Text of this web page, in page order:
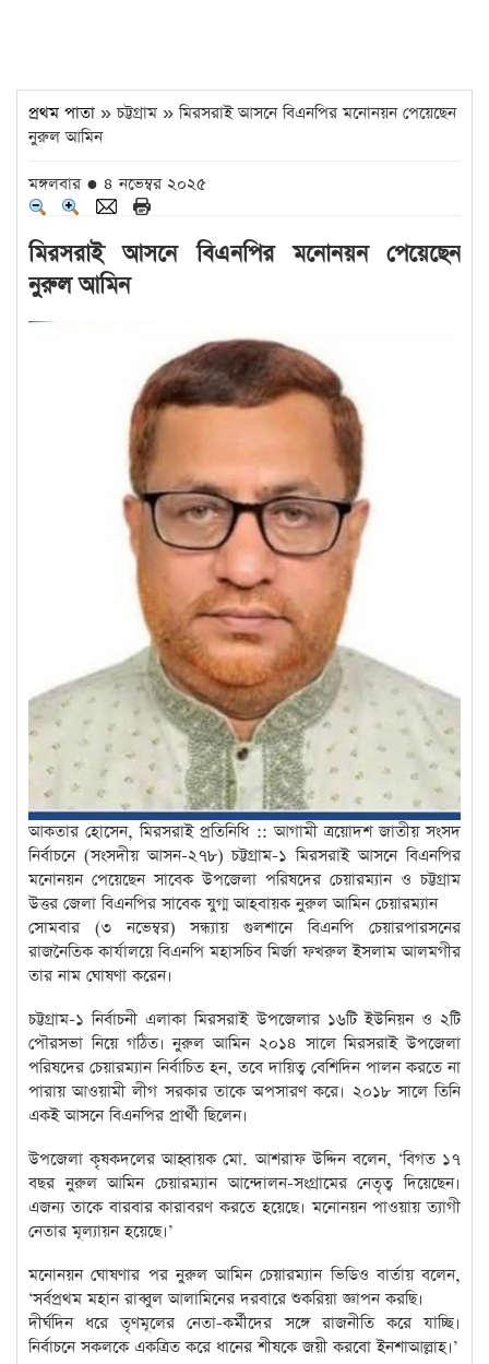
প্রথম পাতা » চট্টগ্রাম » মিরসরাই আসনে বিএনপির মনোনয়ন পেয়েছেন
নুরুল আমিন
মঙ্গলবার ● ৪ নভেম্বর ২০২৫
মিরসরাই আসনে বিএনপির মনোনয়ন পেয়েছেন
নুরুল আমিন
আকতার হোসেন, মিরসরাই প্রতিনিধি :: আগামী ত্রয়োদশ জাতীয় সংসদ
নির্বাচনে (সংসদীয় আসন-২৭৮) চট্টগ্রাম-১ মিরসরাই আসনে বিএনপির
মনোনয়ন পেয়েছেন সাবেক উপজেলা পরিষদের চেয়ারম্যান ও চট্টগ্রাম
উত্তর জেলা বিএনপির সাবেক যুগ্ম আহবায়ক নুরুল আমিন চেয়ারম্যান
সোমবার (৩ নভেম্বর) সন্ধ্যায় গুলশানে বিএনপি চেয়ারপারসনের
রাজনৈতিক কার্যালয়ে বিএনপি মহাসচিব মির্জা ফখরুল ইসলাম আলমগীর
তার নাম ঘোষণা করেন।
চট্টগ্রাম-১ নির্বাচনী এলাকা মিরসরাই উপজেলার ১৬টি ইউনিয়ন ও ২টি
পৌরসভা নিয়ে গঠিত। নুরুল আমিন ২০১৪ সালে মিরসরাই উপজেলা
পরিষদের চেয়ারম্যান নির্বাচিত হন, তবে দায়িত্ব বেশিদিন পালন করতে না
পারায় আওয়ামী লীগ সরকার তাকে অপসারণ করে। ২০১৮ সালে তিনি
একই আসনে বিএনপির প্রার্থী ছিলেন।
উপজেলা কৃষকদলের আহ্বায়ক মো. আশরাফ উদ্দিন বলেন, ‘বিগত ১৭
বছর নুরুল আমিন চেয়ারম্যান আন্দোলন-সংগ্রামের নেতৃত্ব দিয়েছেন।
এজন্য তাকে বারবার কারাবরণ করতে হয়েছে। মনোনয়ন পাওয়ায় ত্যাগী
নেতার মূল্যায়ন হয়েছে।’
মনোনয়ন ঘোষণার পর নুরুল আমিন চেয়ারম্যান ভিডিও বার্তায় বলেন,
‘সর্বপ্রথম মহান রাব্বুল আলামিনের দরবারে শুকরিয়া জ্ঞাপন করছি।
দীর্ঘদিন ধরে তৃণমূলের নেতা-কর্মীদের সঙ্গে রাজনীতি করে যাচ্ছি।
নির্বাচনে সকলকে একত্রিত করে ধানের শীষকে জয়ী করবো ইনশাআল্লাহ।’